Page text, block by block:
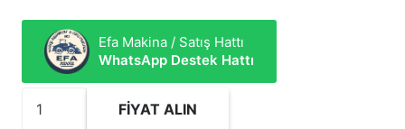
Efa Makina / Satış Hattı
WhatsApp Destek Hattı
3193558
FIYAT ALIN